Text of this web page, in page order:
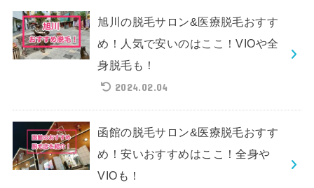
旭川の脱毛サロン&医療脱毛おすす
め！人気で安いのはここ！VIOや全
身脱毛も！
2024.02.04
函館の脱毛サロン&医療脱毛おすす
め！安いおすすめはここ！全身や
VIOも！